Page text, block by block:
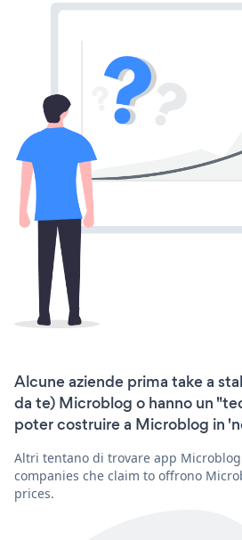
Alcune aziende prima take a
da te) Microblog o hanno un
poter costruire a Microblog in
Altri tentano di trovare app
companies che claim to offrono
prices.